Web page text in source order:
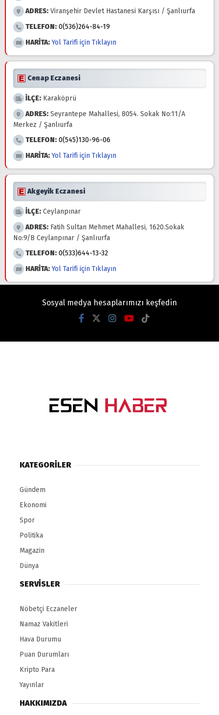
ADRES: Viranşehir Devlet Hastanesi Karşısı / Şanlıurfa
TELEFON: 0(536)264-84-19
HARİTA: Yol Tarifi için Tıklayın
Cenap Eczanesi
İLÇE: Karaköprü
ADRES: Seyrantepe Mahallesi, 8054. Sokak No:11/A
Merkez / Şanlıurfa
TELEFON: 0(545)130-96-06
HARİTA: Yol Tarifi için Tıklayın
Akgeyik Eczanesi
İLÇE: Ceylanpınar
ADRES: Fatih Sultan Mehmet Mahallesi, 1620.Sokak
No:9/B Ceylanpınar / Şanlıurfa
TELEFON: 0(533)644-13-32
HARİTA: Yol Tarifi için Tıklayın
Sosyal medya hesaplarımızı keşfedin
KATEGORİLER
Gündem
Ekonomi
Spor
Politika
Magazin
Dünya
SERVİSLER
Nöbetçi Eczaneler
Namaz Vakitleri
Hava Durumu
Puan Durumları
Kripto Para
Yayınlar
HAKKIMIZDA